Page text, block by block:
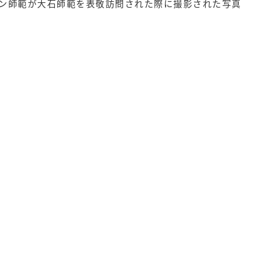
師範が大石師範を表敬訪問された際に撮影された写真